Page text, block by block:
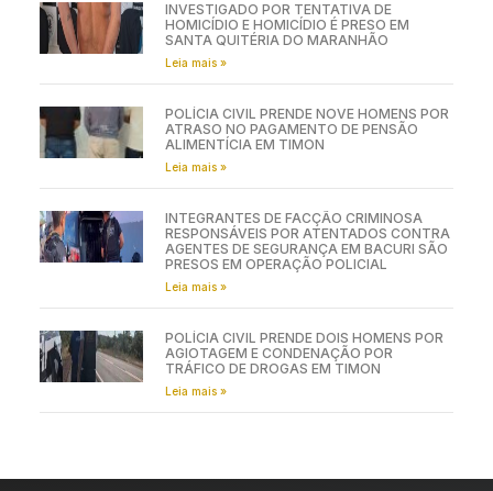
INVESTIGADO POR TENTATIVA DE
HOMICÍDIO E HOMICÍDIO É PRESO EM
SANTA QUITÉRIA DO MARANHÃO
Leia mais »
POLÍCIA CIVIL PRENDE NOVE HOMENS POR
ATRASO NO PAGAMENTO DE PENSÃO
ALIMENTÍCIA EM TIMON
Leia mais »
INTEGRANTES DE FACÇÃO CRIMINOSA
RESPONSÁVEIS POR ATENTADOS CONTRA
AGENTES DE SEGURANÇA EM BACURI SÃO
PRESOS EM OPERAÇÃO POLICIAL
Leia mais »
POLÍCIA CIVIL PRENDE DOIS HOMENS POR
AGIOTAGEM E CONDENAÇÃO POR
TRÁFICO DE DROGAS EM TIMON
Leia mais »